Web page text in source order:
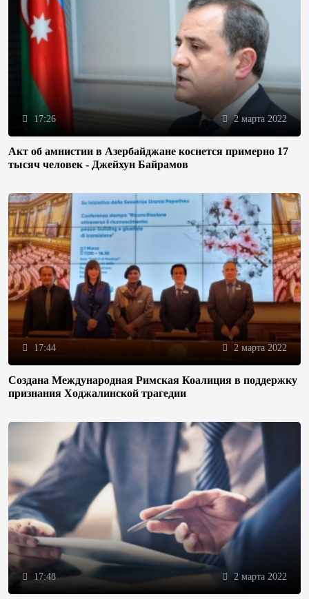
17:26 2 марта 2022
Акт об амнистии в Азербайджане коснется примерно 17
тысяч человек - Джейхун Байрамов
17:44 2 марта 2022
Создана Международная Римская Коалиция в поддержку
признания Ходжалинской трагедии
17:48 2 марта 2022